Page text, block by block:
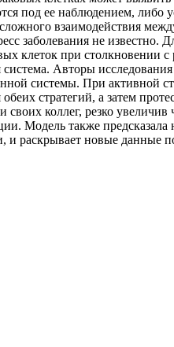
под ее наблюдением, либо
сложного взаимодействия
заболевания не
клеток при
Авторы
системы. При активной
стратегий, а затем
коллег, резко
Модель также
раскрывает новые данные